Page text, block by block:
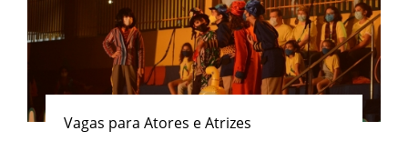
Vagas para Atores e Atrizes